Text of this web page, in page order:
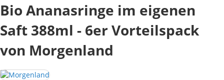
Bio Ananasringe im eigenen
Saft 388ml - 6er Vorteilspack
von Morgenland